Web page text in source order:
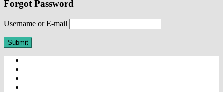
Forgot Password
Username or E-mail